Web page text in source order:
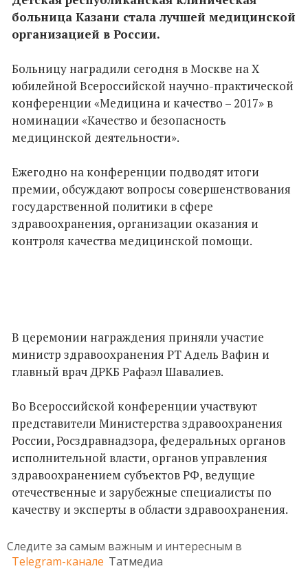
больница Казани стала лучшей медицинской
организацией в России.
Больницу наградили сегодня в Москве на X
юбилейной Всероссийской научно-практической
конференции «Медицина и качество – 2017» в
номинации «Качество и безопасность
медицинской деятельности».
Ежегодно на конференции подводят итоги
премии, обсуждают вопросы совершенствования
государственной политики в сфере
здравоохранения, организации оказания и
контроля качества медицинской помощи.
В церемонии награждения приняли участие
министр здравоохранения РТ Адель Вафин и
главный врач ДРКБ Рафаэл Шавалиев.
Во Всероссийской конференции участвуют
представители Министерства здравоохранения
России, Росздравнадзора, федеральных органов
исполнительной власти, органов управления
здравоохранением субъектов РФ, ведущие
отечественные и зарубежные специалисты по
качеству и эксперты в области здравоохранения.
Следите за самым важным и интересным в
Telegram-канале Татмедиа